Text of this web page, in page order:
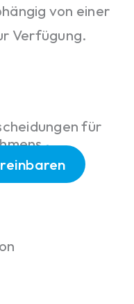
von einer
Verfügung.
für
.